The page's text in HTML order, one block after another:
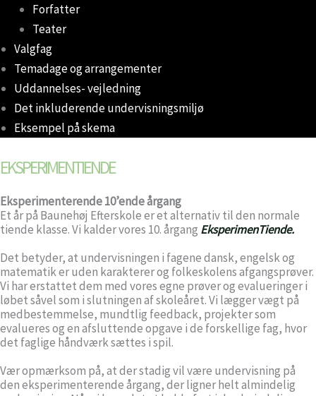
Forfatter
Teater
Valgfag
Temadage og arrangementer
Uddannelses- vejledning
Det inkluderende undervisningsmiljø
Eksempel på skema
EKSPERIMENTIENDE
Eksperimenterende 10’ende årgang
Et år på Baunehøj Efterskole er et alternativ til den normale
tiende klasse. Vi kalder vores 10. årgang EksperimenTiende.
Det betyder, at undervisningen i fagene dansk, engelsk og
matematik er uden karakterer og folkeskolens afgangsprøver.
Vi har erstattet dem med vores egne prøver og evalueringer i
løbet såvel som i slutningen af skoleåret. Vi lægger vægt på
medbestemmelse, mundtlig feedback, projekter som
evalueres og en afsluttende opgave i de forskellige fag, hvor
det faglige håndværk sættes i spil.
Vær opmærksom på, at der stadig vil være undervisning på
den eksperimenterende årgang, der ligner helt almindelig